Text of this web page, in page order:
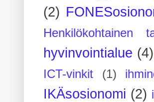
(2)
Henkilökohtainen
hyvinvointialue (4)
ICT-vinkit
(1)
IKÄsosionomi (2)